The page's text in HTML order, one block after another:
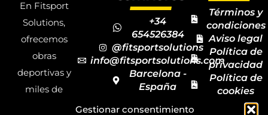
Gestionar consentimiento
En Fitsport
Solutions,
ofrecemos
obras
deportivas y
miles de
+34
654526384
@fitsportsolutions
info@fitsportsolutions.com
Barcelona -
España
de contacto
Términos y
condiciones
Aviso legal
Política de
privacidad
Política de
cookies